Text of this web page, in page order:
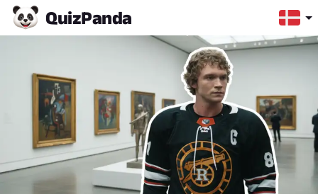
QuizPanda